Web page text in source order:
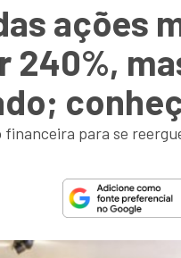
ações
240%,
para se